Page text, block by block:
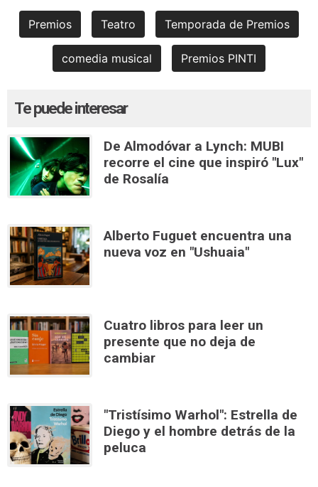
Premios Teatro Temporada de Premios
comedia musical Premios PINTI
Te puede interesar
De Almodóvar a Lynch: MUBI
recorre el cine que inspiró "Lux"
de Rosalía
Alberto Fuguet encuentra una
nueva voz en "Ushuaia"
Cuatro libros para leer un
presente que no deja de
cambiar
"Tristísimo Warhol": Estrella de
Diego y el hombre detrás de la
peluca